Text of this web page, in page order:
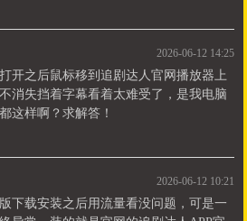
2026-06-12 14:25
开之后鼠标移到追剧达人官网播放器上
消失挡着字幕看着太难受了，是我电脑
这样啊？求解答！
2026-06-12 10:21
下载安装之后用流量看没问题，可是一